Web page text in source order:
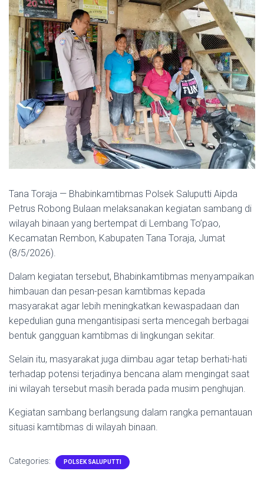
Tana Toraja — Bhabinkamtibmas Polsek Saluputti Aipda
Petrus Robong Bulaan melaksanakan kegiatan sambang di
wilayah binaan yang bertempat di Lembang To’pao,
Kecamatan Rembon, Kabupaten Tana Toraja, Jumat
(8/5/2026).
Dalam kegiatan tersebut, Bhabinkamtibmas menyampaikan
himbauan dan pesan-pesan kamtibmas kepada
masyarakat agar lebih meningkatkan kewaspadaan dan
kepedulian guna mengantisipasi serta mencegah berbagai
bentuk gangguan kamtibmas di lingkungan sekitar.
Selain itu, masyarakat juga diimbau agar tetap berhati-hati
terhadap potensi terjadinya bencana alam mengingat saat
ini wilayah tersebut masih berada pada musim penghujan.
Kegiatan sambang berlangsung dalam rangka pemantauan
situasi kamtibmas di wilayah binaan.
Categories: POLSEK SALUPUTTI